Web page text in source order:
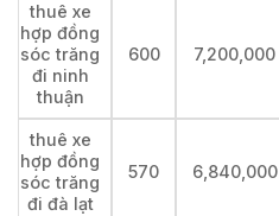
thuê xe
hợp đồng
sóc trăng
đi ninh
thuận
600 7,200,000
thuê xe
hợp đồng
sóc trăng
đi đà lạt
570 6,840,000